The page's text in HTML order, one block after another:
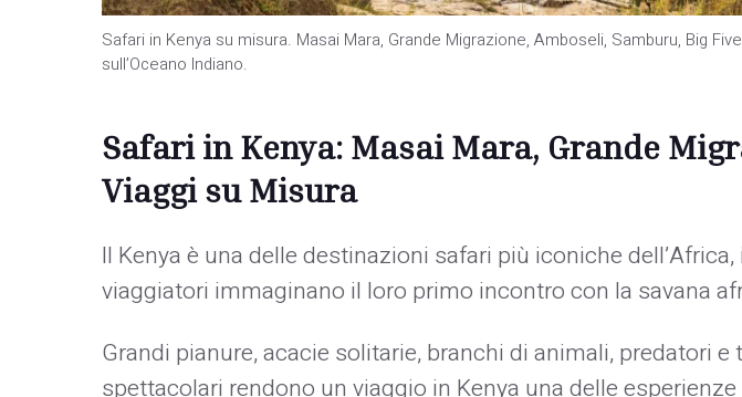
Safari in Kenya su misura. Masai Mara, Grande Migrazione, Amboseli, Samburu, Big
sull’Oceano Indiano.
Safari in Kenya: Masai Mara, Grande
Viaggi su Misura
Il Kenya è una delle destinazioni safari più iconiche
viaggiatori immaginano il loro primo incontro con la savana
Grandi pianure, acacie solitarie, branchi di animali, predatori e
spettacolari rendono un viaggio in Kenya una delle